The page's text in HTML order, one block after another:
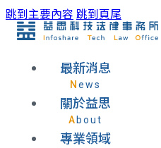
跳到主要內容 跳到頁尾
最新消息
News
關於益思
About
專業領域